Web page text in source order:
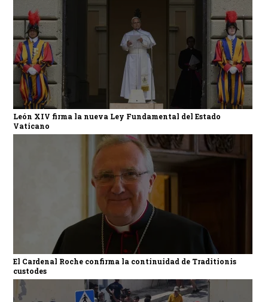
León XIV firma la nueva Ley Fundamental del Estado
Vaticano
El Cardenal Roche confirma la continuidad de Traditionis
custodes